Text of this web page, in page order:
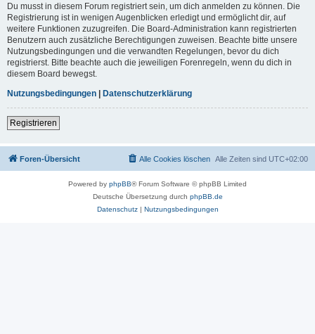
Du musst in diesem Forum registriert sein, um dich anmelden zu können. Die
Registrierung ist in wenigen Augenblicken erledigt und ermöglicht dir, auf
weitere Funktionen zuzugreifen. Die Board-Administration kann registrierten
Benutzern auch zusätzliche Berechtigungen zuweisen. Beachte bitte unsere
Nutzungsbedingungen und die verwandten Regelungen, bevor du dich
registrierst. Bitte beachte auch die jeweiligen Forenregeln, wenn du dich in
diesem Board bewegst.
Nutzungsbedingungen | Datenschutzerklärung
Registrieren
Foren-Übersicht Alle Zeiten sind UTC+02:00
Alle Cookies löschen
Powered by phpBB® Forum Software © phpBB Limited
Deutsche Übersetzung durch phpBB.de
Datenschutz| Nutzungsbedingungen